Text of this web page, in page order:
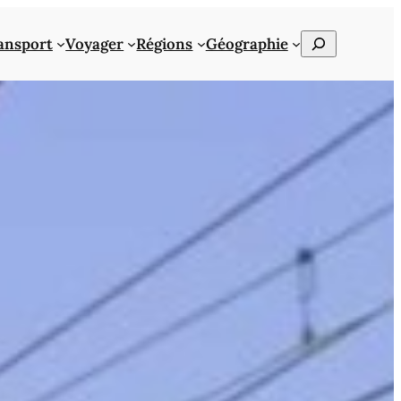
Voyager Régions Géographie Rechercher